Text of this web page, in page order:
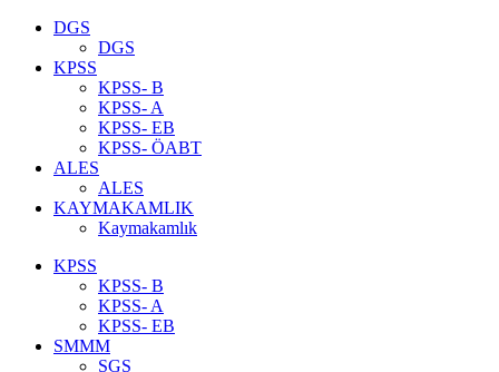
DGS
DGS
KPSS
KPSS- B
KPSS- A
KPSS- EB
KPSS- ÖABT
ALES
ALES
KAYMAKAMLIK
Kaymakamlık
KPSS
KPSS- B
KPSS- A
KPSS- EB
SMMM
SGS